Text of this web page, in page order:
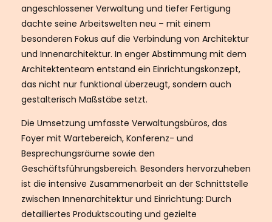
angeschlossener Verwaltung und tiefer Fertigung
dachte seine Arbeitswelten neu – mit einem
besonderen Fokus auf die Verbindung von Architektur
und Innenarchitektur. In enger Abstimmung mit dem
Architektenteam entstand ein Einrichtungskonzept,
das nicht nur funktional überzeugt, sondern auch
gestalterisch Maßstäbe setzt.
Die Umsetzung umfasste Verwaltungsbüros, das
Foyer mit Wartebereich, Konferenz- und
Besprechungsräume sowie den
Geschäftsführungsbereich. Besonders hervorzuheben
ist die intensive Zusammenarbeit an der Schnittstelle
zwischen Innenarchitektur und Einrichtung: Durch
detailliertes Produktscouting und gezielte